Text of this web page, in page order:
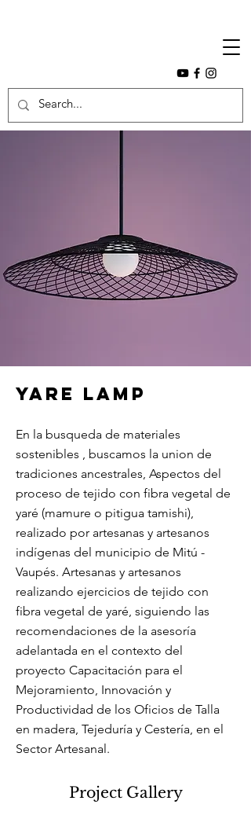
Yare Lamp
En la busqueda de materiales
sostenibles , buscamos la union de
tradiciones ancestrales, Aspectos del
proceso de tejido con fibra vegetal de
yaré (mamure o pitigua tamishi),
realizado por artesanas y artesanos
indígenas del municipio de Mitú -
Vaupés. Artesanas y artesanos
realizando ejercicios de tejido con
fibra vegetal de yaré, siguiendo las
recomendaciones de la asesoría
adelantada en el contexto del
proyecto Capacitación para el
Mejoramiento, Innovación y
Productividad de los Oficios de Talla
en madera, Tejeduría y Cestería, en el
Sector Artesanal.
Project Gallery